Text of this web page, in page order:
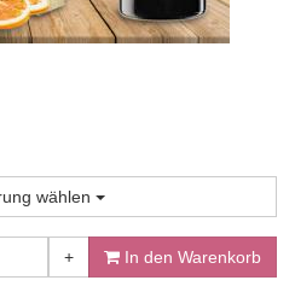
wählen
+ In den Warenkorb